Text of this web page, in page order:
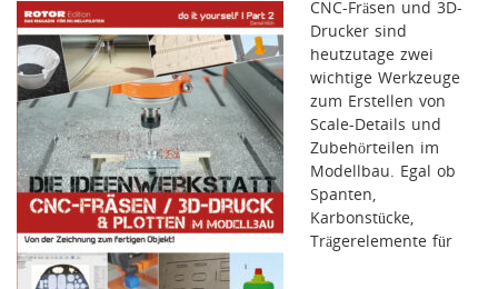
CNC-Fräsen und 3D-
Drucker sind
heutzutage zwei
wichtige Werkzeuge
zum Erstellen von
Scale-Details und
Zubehörteilen im
Modellbau. Egal ob
Spanten,
Karbonstücke,
Trägerelemente für